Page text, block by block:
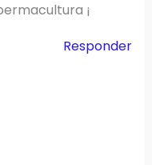
¡
Responder